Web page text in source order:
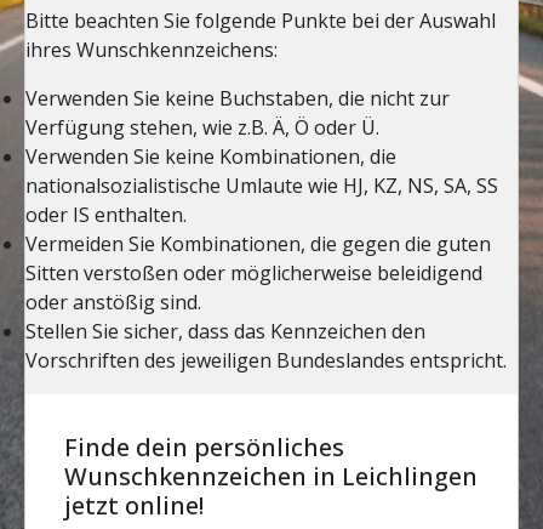
Finde dein persönliches
Wunschkennzeichen in Leichlingen
jetzt online!